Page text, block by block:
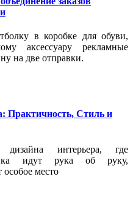
в коробке для обуви,
аксессуару рекламные
на две отправки.
Практичность, Стиль и
интерьера, где
идут рука об руку,
место